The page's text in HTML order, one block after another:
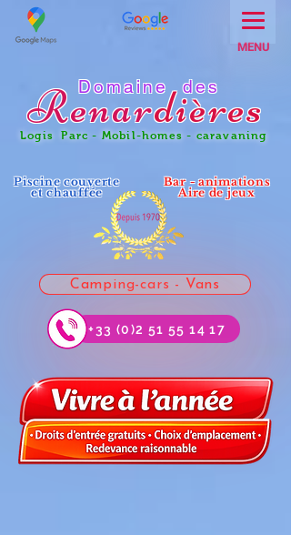
MENU
Domaine des
Renardières
Parc - Mobil-homes - caravaning
Piscine couverte
et chauffée
Bar - animations
Aire de jeux
Camping-cars - Vans
+33 (0)2 51 55 14 17